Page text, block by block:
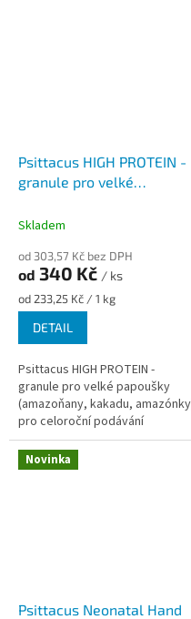
Psittacus HIGH PROTEIN -
granule pro velké
podávání
Skladem
od 303,57 Kč bez DPH
od 340 Kč / ks
Měrná
cena:
od 233,25 Kč / 1 kg
DETAIL
Psittacus HIGH PROTEIN -
granule pro velké papoušky
(amazoňany, kakadu,
pro celoroční podávání
Novinka
Psittacus Neonatal Hand